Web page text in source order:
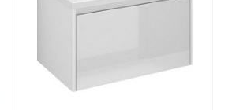
Купить в 1 клик Сравнение